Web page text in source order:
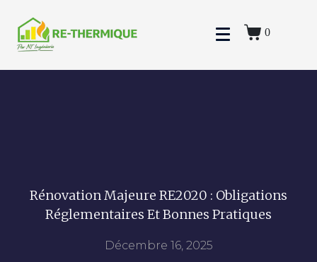
0
Rénovation Majeure RE2020 : Obligations
Réglementaires Et Bonnes Pratiques
Décembre 16, 2025